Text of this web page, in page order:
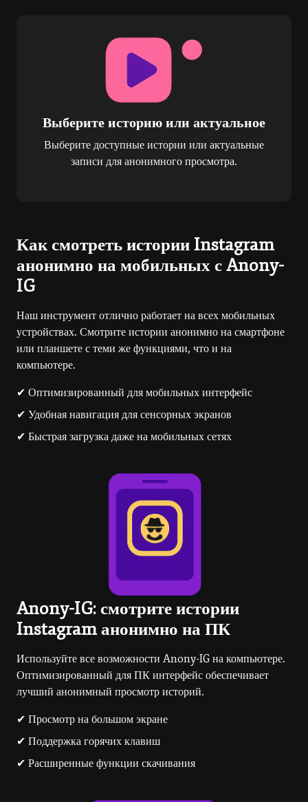
Выберите историю или актуальное
Выберите доступные истории или актуальные
записи для анонимного просмотра.
Как смотреть истории Instagram
анонимно на мобильных с Anony-
IG
Наш инструмент отлично работает на всех мобильных
устройствах. Смотрите истории анонимно на смартфоне
или планшете с теми же функциями, что и на
компьютере.
✔ Оптимизированный для мобильных интерфейс
✔ Удобная навигация для сенсорных экранов
✔ Быстрая загрузка даже на мобильных сетях
Anony-IG: смотрите истории
Instagram анонимно на ПК
Используйте все возможности Anony-IG на компьютере.
Оптимизированный для ПК интерфейс обеспечивает
лучший анонимный просмотр историй.
✔ Просмотр на большом экране
✔ Поддержка горячих клавиш
✔ Расширенные функции скачивания